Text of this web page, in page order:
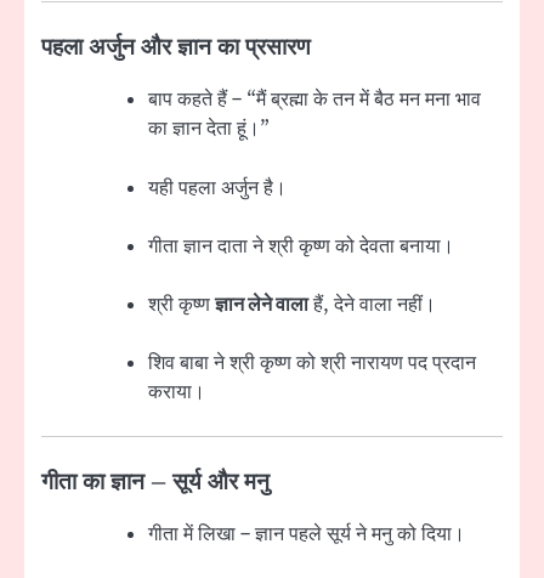
पहला अर्जुन और ज्ञान का प्रसारण
बाप कहते हैं – “मैं ब्रह्मा के तन में बैठ मन मना भाव
का ज्ञान देता हूं।”
यही पहला अर्जुन है।
गीता ज्ञान दाता ने श्री कृष्ण को देवता बनाया।
श्री कृष्णज्ञान लेने वालाहैं, देने वाला नहीं।
शिव बाबा ने श्री कृष्ण को श्री नारायण पद प्रदान
कराया।
गीता का ज्ञान – सूर्य और मनु
गीता में लिखा – ज्ञान पहले सूर्य ने मनु को दिया।